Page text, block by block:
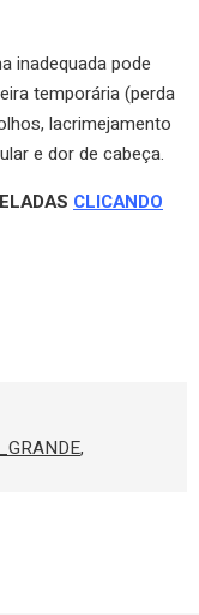
inadequada pode
temporária (perda
lacrimejamento
e dor de cabeça.
CLICANDO
,